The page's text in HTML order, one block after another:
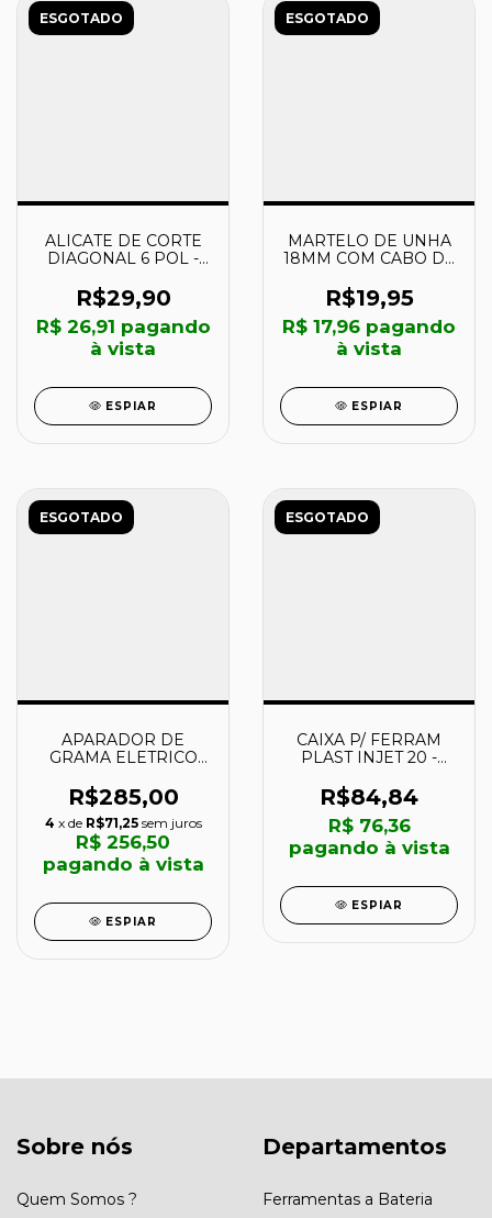
ESGOTADO
ALICATE DE CORTE
DIAGONAL 6 POL -
TRAMONTINA
R$29,90
R$ 26,91 pagando
à vista
ESPIAR
ESGOTADO
MARTELO DE UNHA
18MM COM CABO DE
TRAMONTINA
R$19,95
R$ 17,96 pagando
à vista
ESPIAR
ESGOTADO
APARADOR DE
GRAMA ELETRICO
79634152 -
TRAMONTINA
R$285,00
4 x de R$71,25 sem juros
R$ 256,50
pagando à vista
ESPIAR
ESGOTADO
CAIXA P/ FERRAM
PLAST INJET 20 -
TRAMONTINA
R$84,84
R$ 76,36
pagando à vista
ESPIAR
Sobre nós
Quem Somos ?
Departamentos
Ferramentas a Bateria